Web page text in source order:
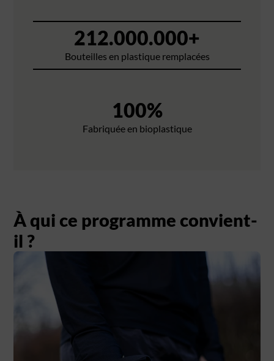
Bouteilles en plastique remplacées
212.000.000+
Fabriquée en bioplastique
100%
À qui ce programme convient-
il ?